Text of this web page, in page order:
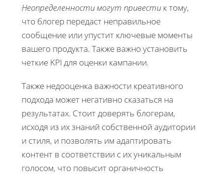
Неопределенности могут привести к тому,
что блогер передаст неправильное
сообщение или упустит ключевые моменты
вашего продукта. Также важно установить
четкие KPI для оценки кампании.
Также недооценка важности креативного
подхода может негативно сказаться на
результатах. Стоит доверять блогерам,
исходя из их знаний собственной аудитории
и стиля, и позволять им адаптировать
контент в соответствии с их уникальным
голосом, что повысит органичность